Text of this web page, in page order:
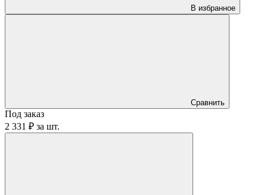
В избранное
Сравнить
Под заказ
2 331 ₽ за шт.